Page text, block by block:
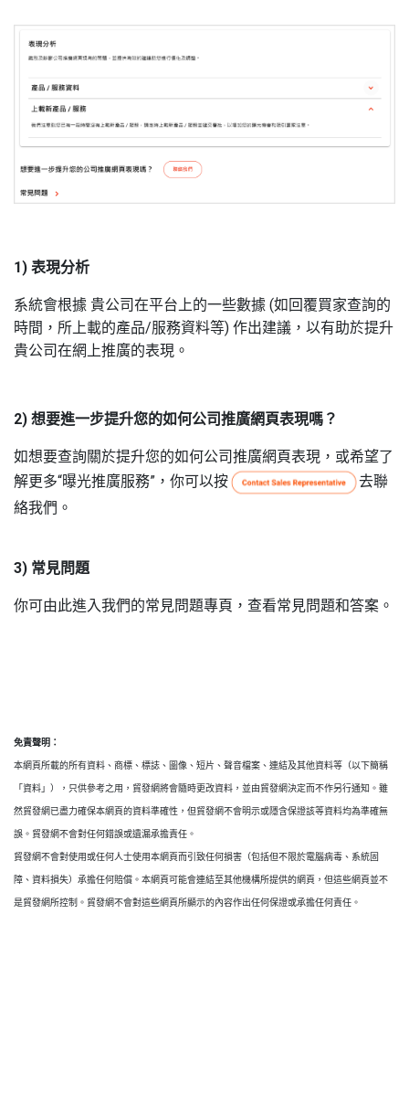
1) 表現分析
系統會根據 貴公司在平台上的一些數據 (如回覆買家查詢的
時間，所上載的產品/服務資料等) 作出建議，以有助於提升
貴公司在網上推廣的表現。
2) 想要進一步提升您的如何公司推廣網頁表現嗎？
如想要查詢關於提升您的如何公司推廣網頁表現，或希望了
解更多“曝光推廣服務” ，你可以按
去聯
絡我們。
3) 常見問題
你可由此進入我們的常見問題專頁，查看常見問題和答案。
免責聲明：
本網頁所載的所有資料、商標、標誌、圖像、短片、聲音檔案、連結及其他資料等（以下簡稱
「資料」），只供參考之用，貿發網將會隨時更改資料，並由貿發網決定而不作另行通知。雖
然貿發網已盡力確保本網頁的資料準確性，但貿發網不會明示或隱含保證該等資料均為準確無
誤。貿發網不會對任何錯誤或遺漏承擔責任。
貿發網不會對使用或任何人士使用本網頁而引致任何損害（包括但不限於電腦病毒、系統固
障、資料損失）承擔任何賠償。本網頁可能會連結至其他機構所提供的網頁，但這些網頁並不
是貿發網所控制。貿發網不會對這些網頁所顯示的內容作出任何保證或承擔任何責任。